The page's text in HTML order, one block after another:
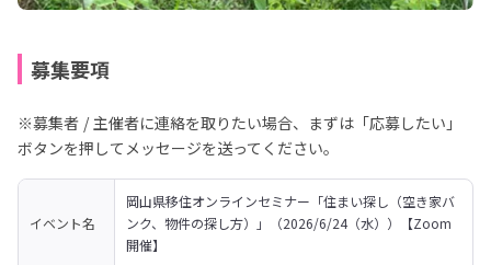
募集要項
※募集者 / 主催者に連絡を取りたい場合、まずは「応募したい」
ボタンを押してメッセージを送ってください。
イベント名
岡山県移住オンラインセミナー「住まい探し（空き家バ
ンク、物件の探し方）」（2026/6/24（水））【Zoom
開催】